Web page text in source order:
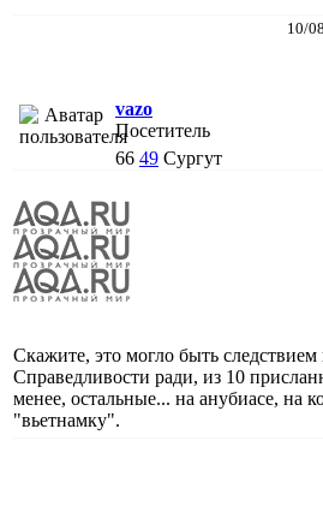
10/
vazo
Посетитель
66 49 Сургут
Скажите, это могло быть следствием
Справедливости ради, из 10
менее, остальные... на анубиасе, на
"вьетнамку".